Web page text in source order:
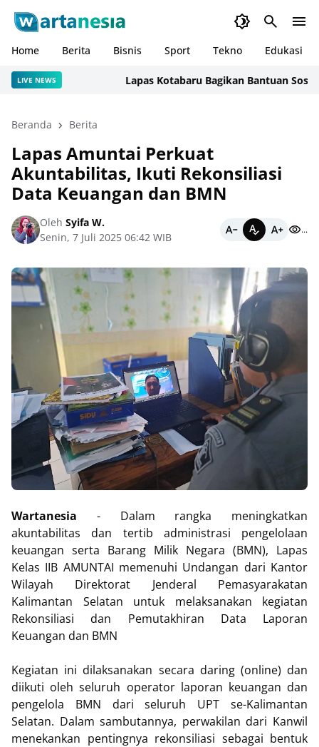
Home Berita Bisnis Sport Tekno Edukasi
LIVE NEWS Lapas Kotabaru Bagikan Bantuan Sosial
Beranda Berita
Lapas Amuntai Perkuat
Akuntabilitas, Ikuti Rekonsiliasi
Data Keuangan dan BMN
Oleh Syifa W.
Senin, 7 Juli 2025 06:42 WIB
...
Wartanesia - Dalam rangka meningkatkan
akuntabilitas dan tertib administrasi pengelolaan
keuangan serta Barang Milik Negara (BMN), Lapas
Kelas IIB AMUNTAI memenuhi Undangan dari Kantor
Wilayah Direktorat Jenderal Pemasyarakatan
Kalimantan Selatan untuk melaksanakan kegiatan
Rekonsiliasi dan Pemutakhiran Data Laporan
Keuangan dan BMN
Kegiatan ini dilaksanakan secara daring (online) dan
diikuti oleh seluruh operator laporan keuangan dan
pengelola BMN dari seluruh UPT se-Kalimantan
Selatan. Dalam sambutannya, perwakilan dari Kanwil
menekankan pentingnya rekonsiliasi sebagai bentuk